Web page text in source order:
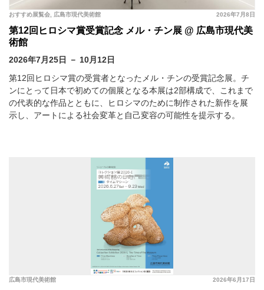
2026年7月8日
おすすめ展覧会 広島市現代美術館
第12回ヒロシマ賞受賞記念 メル・チン展 @ 広島市現代美
術館
2026年7月25日 － 10月12日
第12回ヒロシマ賞の受賞者となったメル・チンの受賞記念展。チ
ンにとって日本で初めての個展となる本展は2部構成で、これまで
の代表的な作品とともに、ヒロシマのために制作された新作を展
示し、アートによる社会変革と自己変容の可能性を提示する。
2026年6月17日
広島市現代美術館